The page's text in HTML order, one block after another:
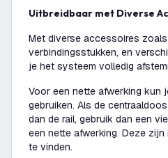
Uitbreidbaar met Diverse
Met diverse accessoires zoals
verbindingsstukken, en
je het systeem volledig
Voor een nette afwerking kun
gebruiken. Als de
dan de rail, gebruik dan een
een nette afwerking. Deze
te vinden.